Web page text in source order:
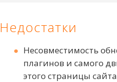
Недостатки
Несовместимость
плагинов и самого
этого страницы